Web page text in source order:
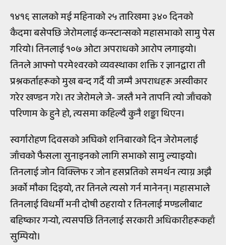
१४१६ सालको मई महिनाको २५ तारिखमा ३४० दिनको
कैदमा बसेपछि जेरोमलाई कन्स्टान्सको महासभाको सामु पेस
गरियो। तिनलाई १०७ ओटा अपराधको आरोप लगाइयो।
तिनले आफ्नो परमेश्वरको व्यवस्थाका शक्ति र ज्ञानद्वारा ती
प्रश्नकर्ताहरूको मुख बन्द गर्दै यी जम्मै अपराधहरू अस्वीकार
गरेर खण्डन गरे। तर जेरोमले जे- जस्तै भने तापनि त्यो जाँचको
परिणाम के हुने हो, त्यसमा कहिल्यै कुनै शङ्का थिएन।
स्वर्गारोहण दिवसको अघिको शनिबारको दिन जेरोमलाई
जाँचको फैसला सुनाइनको लागि सभाको सामु ल्याइयो।
तिनलाई जोन विक्लिफ र जोन हसप्रतिको समर्थन त्याग्न अझै
अर्को मौका दिइयो, तर तिनले त्यसो गर्न मानेनन्। महासभाले
तिनलाई विधर्मी भनी दोषी ठहरायो र तिनलाई मण्डलीबाट
बहिष्कार गर्‍यो, त्यसपछि तिनलाई सरकारी अधिकारीहरूकहाँ
सुम्पियो।